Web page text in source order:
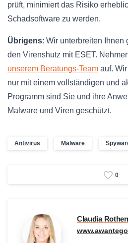
prüft, minimiert das Risiko
Schadsoftware zu werden.
Übrigens: Wir unterbreiten Ihnen
den Virenshutz mit ESET.
unserem Beratungs-Team auf.
nur mit einem vollständigen und
Programm sind Sie und ihre
Malware und Viren geschützt.
Antivirus Malware
0
Claudia